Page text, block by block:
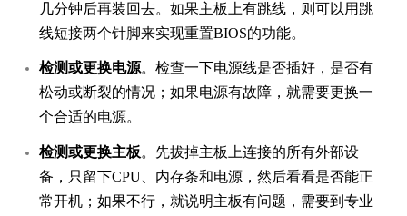
几分钟后再装回去。如果主板上有跳线，则可以用跳
线短接两个针脚来实现重置BIOS的功能。
检测或更换电源。检查一下电源线是否插好，是否有
松动或断裂的情况；如果电源有故障，就需要更换一
个合适的电源。
检测或更换主板。先拔掉主板上连接的所有外部设
备，只留下CPU、内存条和电源，然后看看是否能正
常开机；如果不行，就说明主板有问题，需要到专业